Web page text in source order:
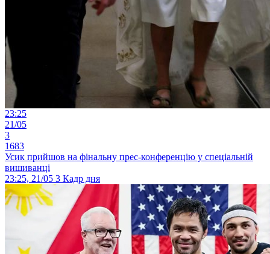
23:25
21/05
3
1683
Усик прийшов на фінальну прес-конференцію у спеціальній
вишиванці
23:25, 21/05 3 Кадр дня